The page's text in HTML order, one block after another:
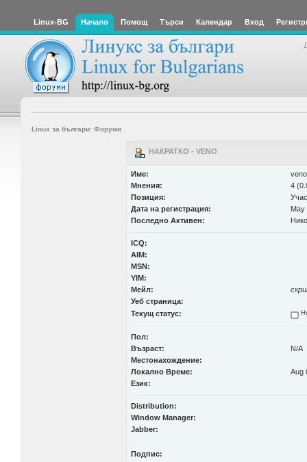
Linux-BG Начало Помощ Търси Календар Вход
Linux за българи: Форуми
НАКРАТКО - VENO
Име:
veno
Мнения:
4
Позиция:
Дата на регистрация:
May
Последно Активен:
ICQ:
AIM:
MSN:
YIM:
Мейл:
Уеб страница:
Текущ статус:
Пол:
Възраст:
N/A
Местонахождение:
Локално Време:
Aug
Език:
Distribution:
Window Manager:
Jabber:
Подпис: